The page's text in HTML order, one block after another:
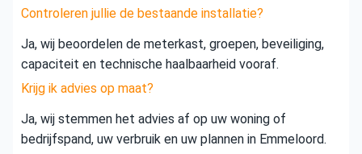
Controleren jullie de bestaande installatie?
Ja, wij beoordelen de meterkast, groepen, beveiliging,
capaciteit en technische haalbaarheid vooraf.
Krijg ik advies op maat?
Ja, wij stemmen het advies af op uw woning of
bedrijfspand, uw verbruik en uw plannen in Emmeloord.